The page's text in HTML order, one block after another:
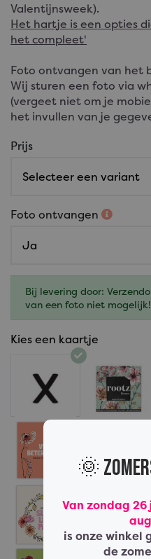
Valentijnsweek).
Het hartje is een opties
het compleet'
Foto ontvangen van het
Wij sturen een foto via
(vergeet niet om je
het invullen van je
Prijs
Foto ontvangen
Bij levering door:
van een foto niet mogelijk!
Kies een kaartje
🌞
Van zondag
is onze winkel
de